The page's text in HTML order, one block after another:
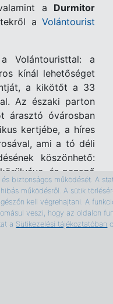
a Durmitor
aVolántourist
Volántouristtal: a
kínál lehetőséget
a kikötőt a 33
Az északi parton
árasztó óvárosban
kertjébe, a híres
ami a tó déli
köszönhető:
és pezsgő
felvonó nyújtotta
biztonságos működését. A
működésről. A sütik
kell végrehajtani. A
veszi, hogy az oldalon
a Sütikezelési tájékoztatóban